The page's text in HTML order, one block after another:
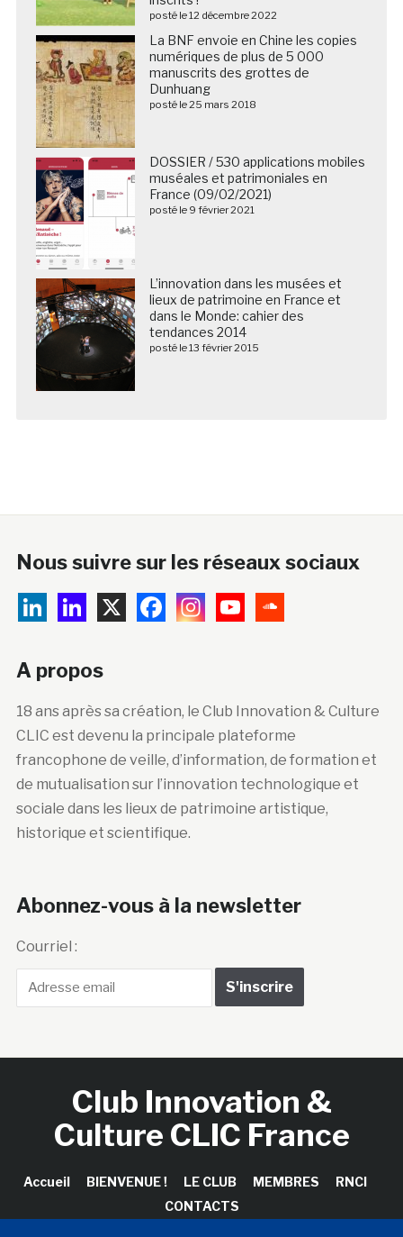
posté le 12 décembre 2022
La BNF envoie en Chine les copies
numériques de plus de 5 000
manuscrits des grottes de
Dunhuang
posté le 25 mars 2018
DOSSIER / 530 applications mobiles
muséales et patrimoniales en
France (09/02/2021)
posté le 9 février 2021
L’innovation dans les musées et
lieux de patrimoine en France et
dans le Monde: cahier des
tendances 2014
posté le 13 février 2015
Nous suivre sur les réseaux sociaux
A propos
18 ans après sa création, le Club Innovation & Culture
CLIC est devenu la principale plateforme
francophone de veille, d’information, de formation et
de mutualisation sur l’innovation technologique et
sociale dans les lieux de patrimoine artistique,
historique et scientifique.
Abonnez-vous à la newsletter
Courriel :
Club Innovation &
Culture CLIC France
Accueil BIENVENUE ! LE CLUB MEMBRES
RNCI
CONTACTS